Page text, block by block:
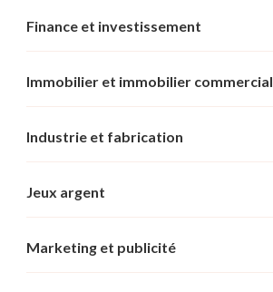
Finance et investissement
Immobilier et immobilier commercial
Industrie et fabrication
Jeux argent
Marketing et publicité